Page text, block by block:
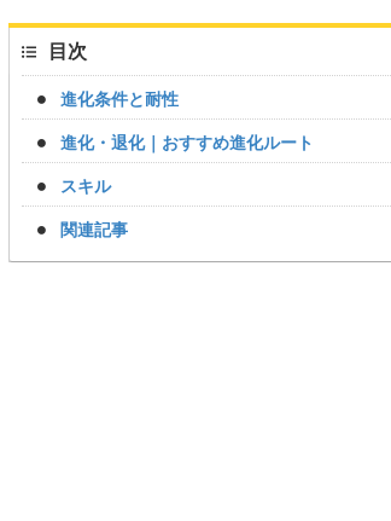
目次
進化条件と耐性
進化・退化｜おすすめ進化ルート
スキル
関連記事